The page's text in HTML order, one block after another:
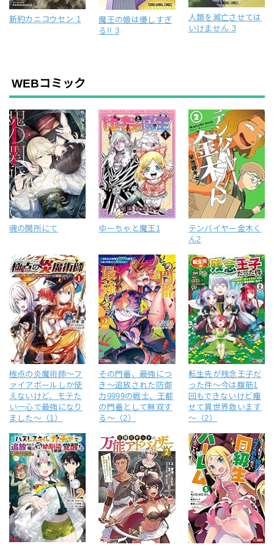
新約カニコウセン 1
魔王の娘は優しすぎ
る!! 3
人類を滅亡させては
いけません 3
WEBコミック
魂の関所にて ゆーちゃと魔王1
テンバイヤー金木く
ん2
極点の炎魔術師～フ
ァイアボールしか使
えないけど、モテた
い一心で最強になり
ました～（1）
その門番、最強につ
き～追放された防御
力9999の戦士、王都
の門番として無双す
る～（2）
転生先が残念王子だ
った件～今は腹筋1
回もできないけど痩
せて異世界救います
～（2）